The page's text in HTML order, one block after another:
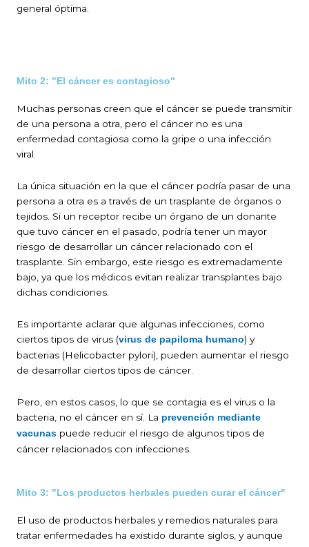
general óptima.
Mito 2: "El cáncer es contagioso"
Muchas personas creen que el cáncer se puede transmitir
de una persona a otra, pero el cáncer no es una
enfermedad contagiosa como la gripe o una infección
viral.
La única situación en la que el cáncer podría pasar de una
persona a otra es a través de un trasplante de órganos o
tejidos. Si un receptor recibe un órgano de un donante
que tuvo cáncer en el pasado, podría tener un mayor
riesgo de desarrollar un cáncer relacionado con el
trasplante. Sin embargo, este riesgo es extremadamente
bajo, ya que los médicos evitan realizar transplantes bajo
dichas condiciones.
Es importante aclarar que algunas infecciones, como
ciertos tipos de virus (virus de papiloma humano) y
bacterias (Helicobacter pylori), pueden aumentar el riesgo
de desarrollar ciertos tipos de cáncer.
Pero, en estos casos, lo que se contagia es el virus o la
bacteria, no el cáncer en sí. La prevención mediante
vacunas puede reducir el riesgo de algunos tipos de
cáncer relacionados con infecciones.
Mito 3: "Los productos herbales pueden curar el cáncer"
El uso de productos herbales y remedios naturales para
tratar enfermedades ha existido durante siglos, y aunque